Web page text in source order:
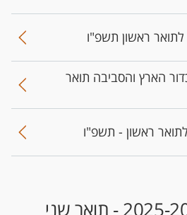
ראשון תשפ"ו
הארץ והסביבה תואר
ראשון - תשפ"ו